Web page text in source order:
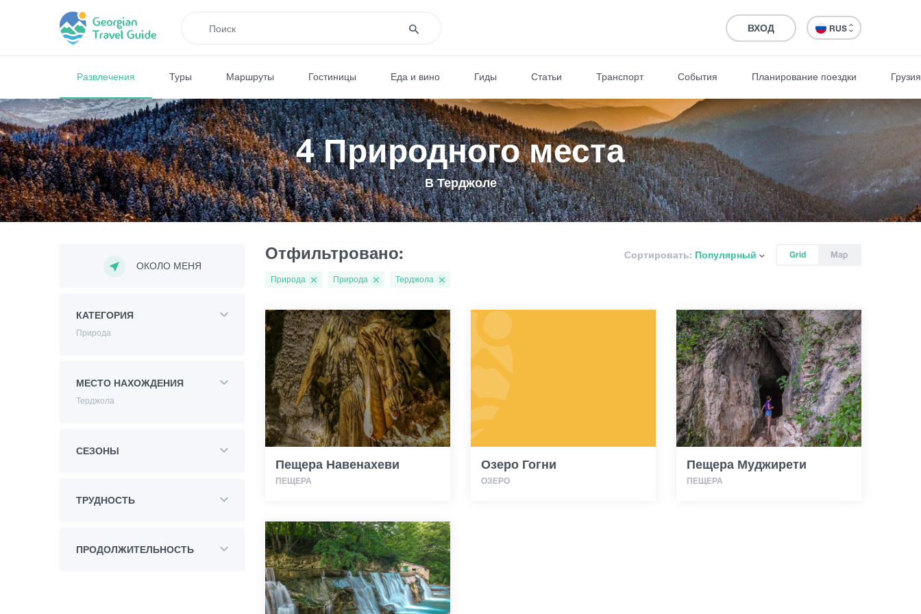
ВХОД RUS
Развлечения Туры Маршруты Гостиницы Еда и вино Гиды Статьи Транспорт События Планирование поездки Грузия
4 Природного места
В Терджоле
ОКОЛО МЕНЯ
КАТЕГОРИЯ
Природа
МЕСТО НАХОЖДЕНИЯ
Терджола
СЕЗОНЫ
ТРУДНОСТЬ
ПРОДОЛЖИТЕЛЬНОСТЬ
Отфильтровано: Grid Map
Сортировать: Популярный
Природа Природа Терджола
Пещера Навенахеви
ПЕЩЕРА
Озеро Гогни
ОЗЕРО
Пещера Муджирети
ПЕЩЕРА